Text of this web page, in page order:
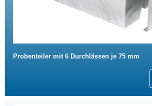
Probenteiler mit 6 Durchlässen je 75 mm